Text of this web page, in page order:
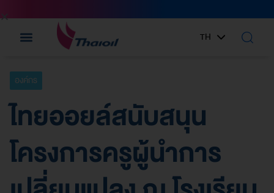
TH
EN
องค์กร
ไทยออยล์สนับสนุน
โครงการครูผู้นำการ